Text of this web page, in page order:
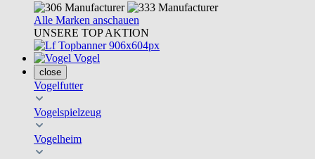
Alle Marken anschauen
UNSERE TOP AKTION
Vogel
close
Vogelfutter
Vogelspielzeug
Vogelheim